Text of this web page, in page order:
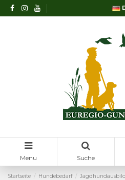
Menu Suche
Startseite Hundebedarf